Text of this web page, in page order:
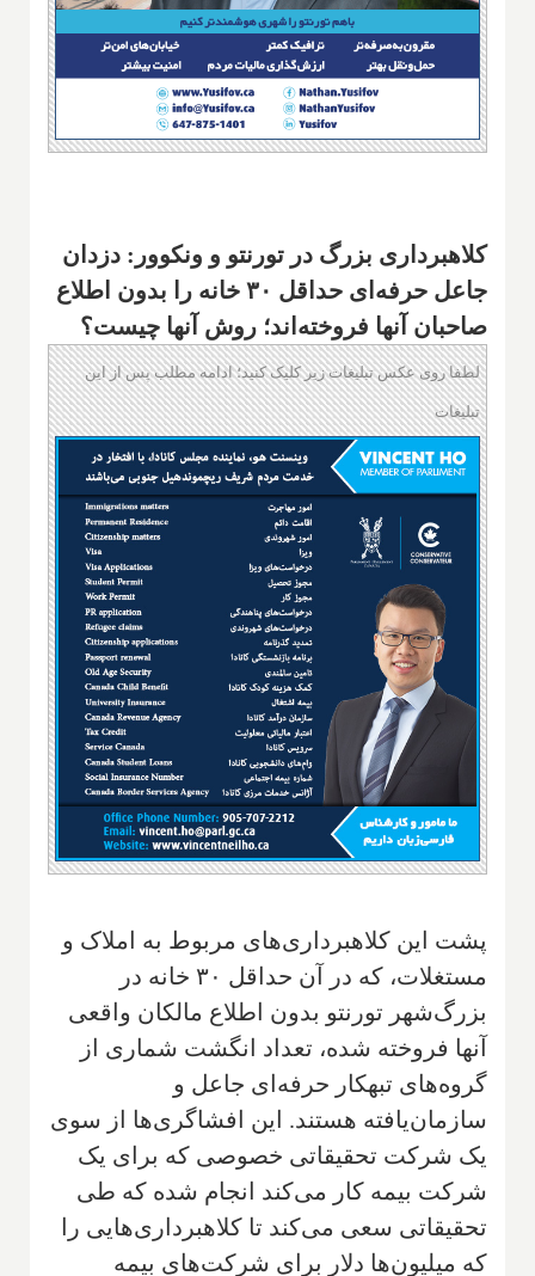
کلاهبرداری بزرگ در تورنتو و ونکوور: دزدان
جاعل حرفه‌ای حداقل ۳۰ خانه را بدون اطلاع
صاحبان آنها فروخته‌اند؛ روش آنها چیست؟
لطفا روی عکس تبلیغات زیر کلیک کنید؛ ادامه مطلب پس از این
تبلیغات
پشت این کلاهبرداری‌های مربوط به املاک و
مستغلات، که در آن حداقل ۳۰ خانه در
بزرگ‌شهر تورنتو بدون اطلاع مالکان واقعی
آنها فروخته شده، تعداد انگشت شماری از
گروه‌های تبهکار حرفه‌ای جاعل و
سازمان‌یافته هستند. ‌این افشاگری‌ها از سوی
یک شرکت تحقیقاتی خصوصی‌ که برای یک
شرکت بیمه‌ کار می‌کند انجام شده که طی
تحقیقاتی ‌سعی می‌کند تا کلاهبرداری‌هایی را
که میلیون‌ها دلار برای شرکت‌های بیمه‌